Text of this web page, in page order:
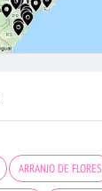
ARRANJO DE FLORES